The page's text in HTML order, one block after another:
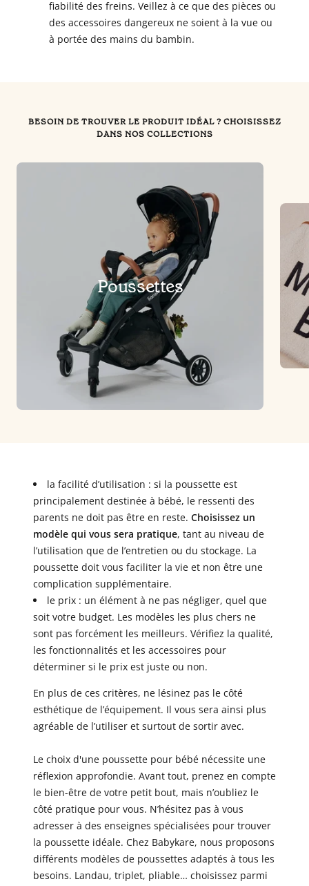
fiabilité des freins. Veillez à ce que des pièces ou
des accessoires dangereux ne soient à la vue ou
à portée des mains du bambin.
BESOIN DE TROUVER LE PRODUIT IDÉAL ? CHOISISSEZ
DANS NOS COLLECTIONS
Poussettes
la facilité d’utilisation : si la poussette est
principalement destinée à bébé, le ressenti des
parents ne doit pas être en reste. Choisissez un
modèle qui vous sera pratique, tant au niveau de
l’utilisation que de l’entretien ou du stockage. La
poussette doit vous faciliter la vie et non être une
complication supplémentaire.
le prix : un élément à ne pas négliger, quel que
soit votre budget. Les modèles les plus chers ne
sont pas forcément les meilleurs. Vérifiez la qualité,
les fonctionnalités et les accessoires pour
déterminer si le prix est juste ou non.
En plus de ces critères, ne lésinez pas le côté
esthétique de l’équipement. Il vous sera ainsi plus
agréable de l’utiliser et surtout de sortir avec.
Le choix d'une poussette pour bébé nécessite une
réflexion approfondie. Avant tout, prenez en compte
le bien-être de votre petit bout, mais n’oubliez le
côté pratique pour vous. N’hésitez pas à vous
adresser à des enseignes spécialisées pour trouver
la poussette idéale. Chez Babykare, nous proposons
différents modèles de poussettes adaptés à tous les
besoins. Landau, triplet, pliable… choisissez parmi